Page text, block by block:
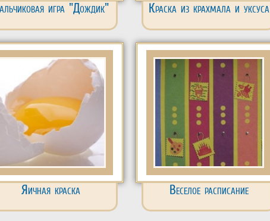
игра "Дождик" Краска из крахмала и уксуса
Яичная краска Веселое расписание